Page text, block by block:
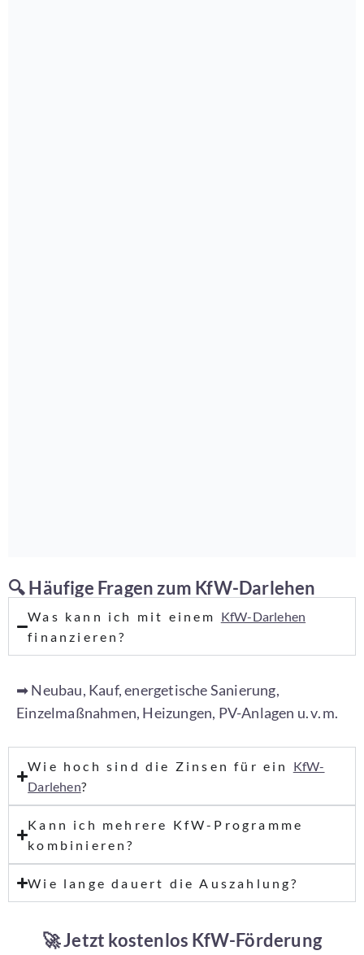
🔍 Häufige Fragen zum KfW-Darlehen
Was kann ich mit einem KfW-Darlehen
finanzieren?
➡ Neubau, Kauf, energetische Sanierung,
Einzelmaßnahmen, Heizungen, PV-Anlagen u. v. m.
Wie hoch sind die Zinsen für ein KfW-
Darlehen?
Kann ich mehrere KfW-Programme
kombinieren?
Wie lange dauert die Auszahlung?
🚀 Jetzt kostenlos KfW-Förderung